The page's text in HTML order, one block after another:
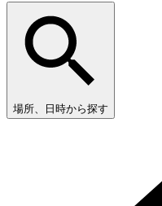
場所、日時から探す